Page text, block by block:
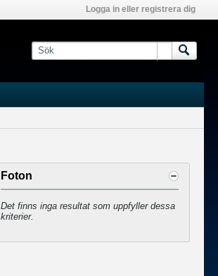
Logga in eller registrera dig
Foton
Det finns inga resultat som uppfyller dessa
kriterier.